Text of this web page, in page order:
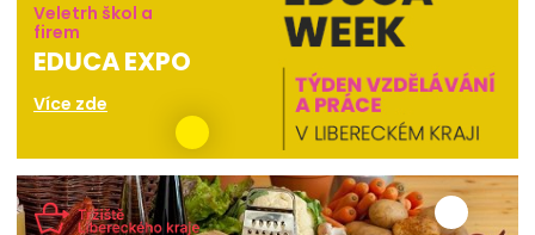
Veletrh škol a
firem
EDUCA EXPO
Více zde